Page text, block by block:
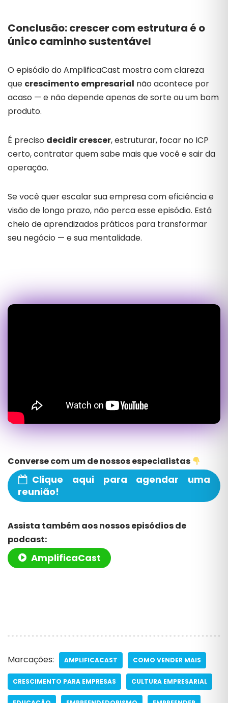
Conclusão: crescer com estrutura é o
único caminho sustentável
O episódio do AmplificaCast mostra com clareza
que crescimento empresarial não acontece por
acaso — e não depende apenas de sorte ou um bom
produto.
É preciso decidir crescer, estruturar, focar no ICP
certo, contratar quem sabe mais que você e sair da
operação.
Se você quer escalar sua empresa com eficiência e
visão de longo prazo, não perca esse episódio. Está
cheio de aprendizados práticos para transformar
seu negócio — e sua mentalidade.
Converse com um de nossos especialistas
Clique aqui para agendar uma
reunião!
Assista também aos nossos episódios de
podcast:
AmplificaCast
Marcações: AMPLIFICACAST COMO VENDER MAIS
CRESCIMENTO PARA EMPRESAS CULTURA EMPRESARIAL